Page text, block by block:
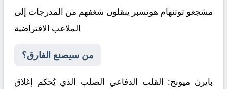
مشجعو توتنهام هوتسبر ينقلون شغفهم من المدرجات إلى
الملاعب الافتراضية
من سيصنع الفارق؟
بايرن ميونخ: القلب الدفاعي الصلب الذي يُحكم إغلاق